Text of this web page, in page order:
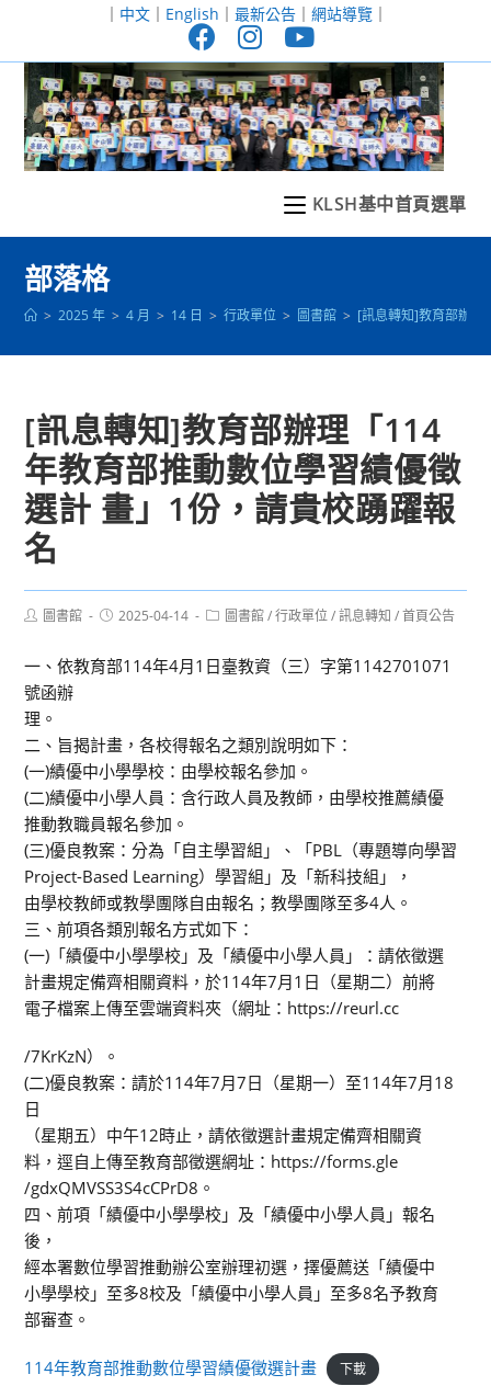
至
｜ 中文｜ English ｜ 最新公告｜ 網站導覽｜
KLSH基中首頁選單
部落格
> 2025 年 > 4 月 > 14 日 > 行政單位 > 圖書館 > [訊息轉知]教育部辦理
[訊息轉知]教育部辦理「114
年教育部推動數位學習績優徵
選計 畫」1份，請貴校踴躍報
名
Post圖書館
Post2025-04-14
Post圖書館 / 行政單位 / 訊息轉知 / 首頁公告
一、依教育部114年4月1日臺教資（三）字第1142701071
號函辦
理。
二、旨揭計畫，各校得報名之類別說明如下：
(一)績優中小學學校：由學校報名參加。
(二)績優中小學人員：含行政人員及教師，由學校推薦績優
推動教職員報名參加。
(三)優良教案：分為「自主學習組」、「PBL（專題導向學習
Project-Based Learning）學習組」及「新科技組」，
由學校教師或教學團隊自由報名；教學團隊至多4人。
三、前項各類別報名方式如下：
(一)「績優中小學學校」及「績優中小學人員」：請依徵選
計畫規定備齊相關資料，於114年7月1日（星期二）前將
電子檔案上傳至雲端資料夾（網址：https://reurl.cc
/7KrKzN）。
(二)優良教案：請於114年7月7日（星期一）至114年7月18
日
（星期五）中午12時止，請依徵選計畫規定備齊相關資
料，逕自上傳至教育部徵選網址：https://forms.gle
/gdxQMVSS3S4cCPrD8。
四、前項「績優中小學學校」及「績優中小學人員」報名
後，
經本署數位學習推動辦公室辦理初選，擇優薦送「績優中
小學學校」至多8校及「績優中小學人員」至多8名予教育
部審查。
114年教育部推動數位學習績優徵選計畫 下載